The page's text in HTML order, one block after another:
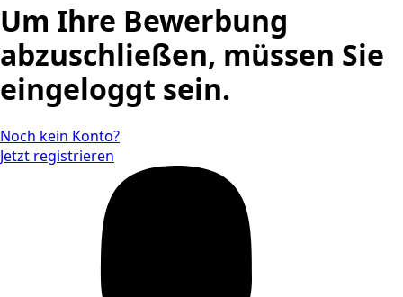
Um Ihre Bewerbung
abzuschließen, müssen Sie
eingeloggt sein.
Noch kein Konto?
Jetzt registrieren